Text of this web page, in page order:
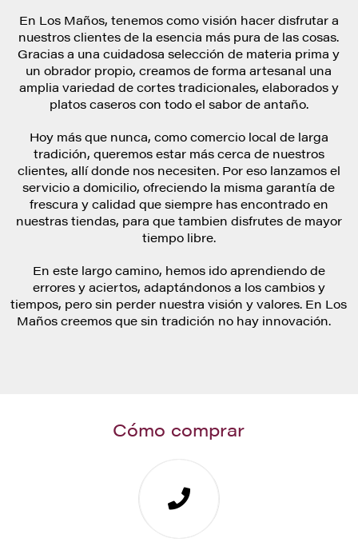
En Los Maños, tenemos como visión hacer disfrutar a
nuestros clientes de la esencia más pura de las cosas.
Gracias a una cuidadosa selección de materia prima y
un obrador propio, creamos de forma artesanal una
amplia variedad de cortes tradicionales, elaborados y
platos caseros con todo el sabor de antaño.
Hoy más que nunca, como comercio local de larga
tradición, queremos estar más cerca de nuestros
clientes, allí donde nos necesiten. Por eso lanzamos el
servicio a domicilio, ofreciendo la misma garantía de
frescura y calidad que siempre has encontrado en
nuestras tiendas, para que tambien disfrutes de mayor
tiempo libre.
En este largo camino, hemos ido aprendiendo de
errores y aciertos, adaptándonos a los cambios y
tiempos, pero sin perder nuestra visión y valores. En Los
Maños creemos que sin tradición no hay innovación.
Cómo comprar